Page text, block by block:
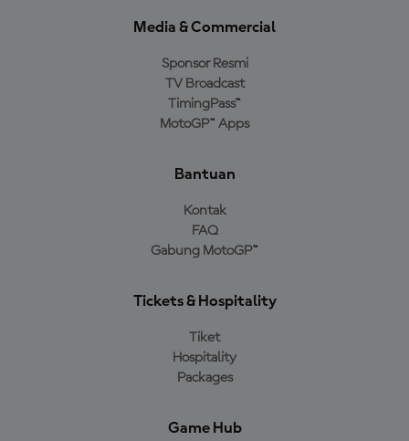
Media & Commercial
Sponsor Resmi
TV Broadcast
TimingPass™
MotoGP™ Apps
Bantuan
Kontak
FAQ
Gabung MotoGP™
Tickets & Hospitality
Tiket
Hospitality
Packages
Game Hub